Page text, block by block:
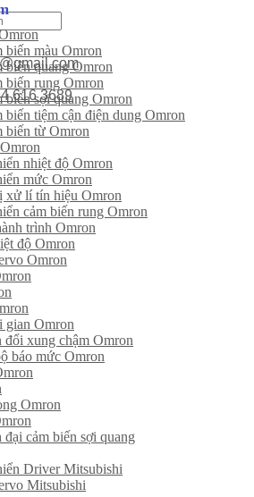
616 3689
biến màu Omron
biến quang Omron
biến rung Omron
biến sợi quang Omron
biến tiệm cận điện dung Omron
biến từ Omron
nhiệt độ Omron
mức Omron
xử lí tín hiệu Omron
cảm biến rung Omron
trình Omron
độ Omron
Omron
gian Omron
đổi xung chậm Omron
báo mức Omron
Omron
cảm biến sợi quang
Driver Mitsubishi
Mitsubishi